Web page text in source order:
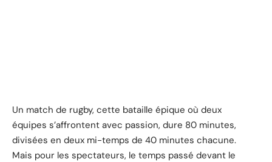
Un match de rugby, cette bataille épique où deux
équipes s’affrontent avec passion, dure 80 minutes,
divisées en deux mi-temps de 40 minutes chacune.
Mais pour les spectateurs, le temps passé devant le